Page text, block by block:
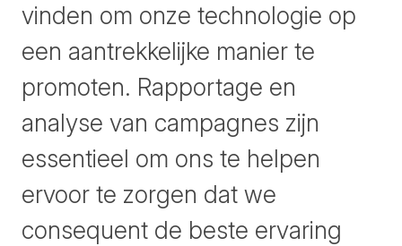
vinden om onze technologie op
een aantrekkelijke manier te
promoten. Rapportage en
analyse van campagnes zijn
essentieel om ons te helpen
ervoor te zorgen dat we
consequent de beste ervaring